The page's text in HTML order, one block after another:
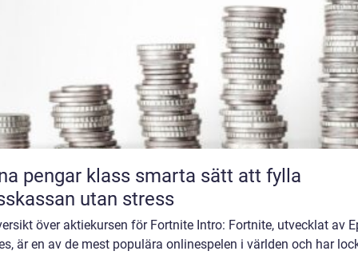
klass smarta sätt att fylla
utan stress
över aktiekursen för Fortnite Intro: Fortnite, utvecklat av
är en av de mest populära onlinespelen i världen och har